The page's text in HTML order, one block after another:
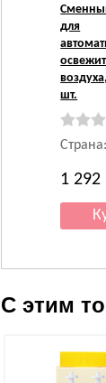
для
шт.
1 292
С этим